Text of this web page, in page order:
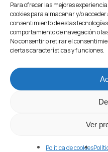
Para ofrecer las mejores
cookies para almacenar y/o
consentimiento de estas
comportamiento de navegación o
No consentir o retirar el
ciertas características y funciones.
Ver
Política de cookies
Modelcar / MINI |
cadena de montaje
abril 24, 2026